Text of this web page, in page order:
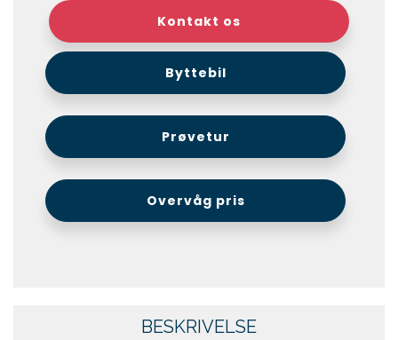
Kontakt os
Byttebil
Prøvetur
Overvåg pris
BESKRIVELSE